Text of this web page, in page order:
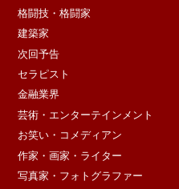
格闘技・格闘家
建築家
次回予告
セラピスト
金融業界
芸術・エンターテインメント
お笑い・コメディアン
作家・画家・ライター
写真家・フォトグラファー